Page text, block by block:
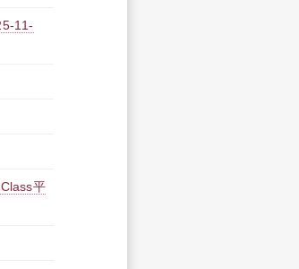
11-
平